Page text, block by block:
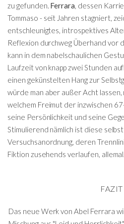
zu gefunden. Ferrara , dessen
Tommaso - seit Jahren stagniert,
entschleunigtes, introspektives
Reflexion durchweg Überhand vor
kann in dem nabelschaulichen
Laufzeit von knapp zwei Stunden
einen gekünstelten Hang zur
würde man aber außer Acht
welchem Freimut der inzwischen
seine Persönlichkeit und seine
Stimulierend nämlich ist diese
Versuchsanordnung, deren
Fiktion zusehends verlaufen, allemal.
FAZIT
Das neue Werk von Abel Ferrara